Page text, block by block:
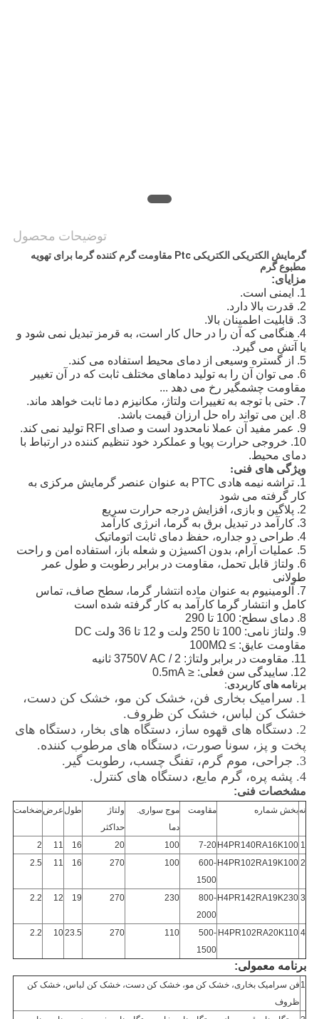
توضیحات محصول
گرمایش الکتریکی الکتریکی Ptc مقاومت گرم کننده گرما برای تهویه
مطبوع گرم
مزایای:
1. ایمنی است.
2. قدرت بالا دارد.
3. قابلیت اطمینان بالا.
4. هنگامی که آن را در حال کار است، به قرمز تبدیل نمی شود و
یا آتش می گیرد.
5. از گستره وسیعی از دمای محیط استفاده می کند.
6. می توان آن را به تولید دماهای مختلف ثابت که در آن تغییر
مقاومت چشمگیر رخ می دهد ...
7. حتی با توجه به تغییرات ولتاژ، مکانیزم دما ثابت خواهد ماند.
8. این می تواند راه حل ارزان قیمت باشد.
9. عمر مفید آن عملا نامحدود است و صدای RFI تولید نمی کند.
10. خروجی حرارت پویا و عملکرد خود تنظیم کننده در ارتباط با
دمای محیط.
ویژگی های فنی:
1. تراشه نیمه هادی PTC به عنوان عنصر گرمایش مرکزی به
کار گرفته می شود
2. پلاگین و بازی، افزایش درجه حرارت سریع
3. کارآمد در تبدیل برق به گرما، انرژی کارآمد
4. طراحی دو جداره، حفظ دمای ثابت اتوماتیک
5. عملیات آرام، بدون اکسیژن و شعله باز، استفاده امن و راحت
6. ولتاژ قابل تحمل، مقاومت در برابر رطوبت و طول عمر
طولانی
7. آلومینیوم به عنوان ماده انتشار گرما، سطح صاف، تماس
کامل و انتشار گرما کارآمد به کار گرفته شده است
8. دمای سطح: 100 تا 290
9. ولتاژ نامی: 100 تا 250 ولت و 12 تا 36 ولت DC
مقاومت عایق: ≥ 100MΩ
11. مقاومت در برابر ولتاژ: 3750V AC / 2 ثانیه
12. ساییدگی سن فعلی: ≤ 0.5mA
برنامه های کاربردی:
1. سرامیک بخاری فن، خشک کن مو، خشک کن دست،
خشک کن لباس، خشک کن ظروف.
2. دستگاه های قهوه ساز، دستگاه های بخار، دستگاه های
پخت و پز، سونا صورت، دستگاه های مرطوب کننده.
3. جراحی، موم گرم، تفنگ چسب، رطوبت گیر.
4. پشه پره، گرم مایع، دستگاه های کنترل.
مشخصات فنی:
نهبخش شماره مقاومت
موج سواری.
دما
ولتاژ
حداکثر
طولعرضضخامت
1
H4PR140RA16K100
7-20
100
20
16
11
2
2
H4PR102RA19K100
600-
1500
100
270
16
11
2.5
3
H4PR142RA19K230
800-
2000
230
270
19
12
2.2
4
H4PR102RA20K110
500-
1500
110
270
23.5
10
2.2
برنامه معمولی:
1 فن سرامیک بخاری، خشک کن مو، خشک کن دست، خشک کن لباس، خشک کن
ظروف